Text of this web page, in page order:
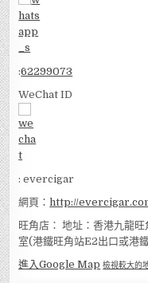
:62299073
WeChat ID
: evercigar
網頁：http://
旺角店： 地址：香港九龍
室(港鐵旺角站E2出口或港
進入Google Map 檢視較大的